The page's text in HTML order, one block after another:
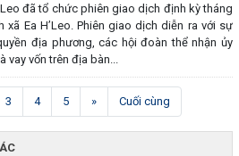
đã tổ chức phiên giao dịch định kỳ tháng
Ea H’Leo. Phiên giao dịch diễn ra với sự
địa phương, các hội đoàn thể nhận ủy
vay vốn trên địa bàn...
3 4 5 » Cuối cùng